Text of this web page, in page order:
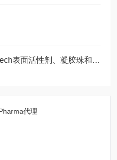
主营产品系列：RAN Biotech表面活性剂、凝胶珠和微流体试剂盒